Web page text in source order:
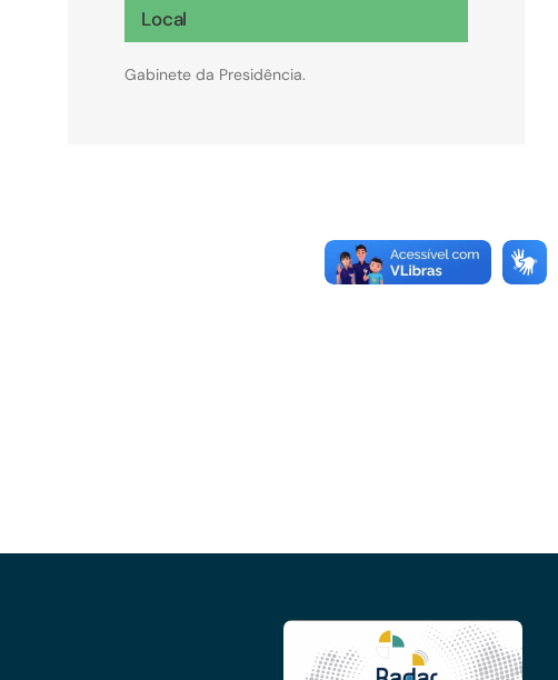
Local
Gabinete da Presidência.